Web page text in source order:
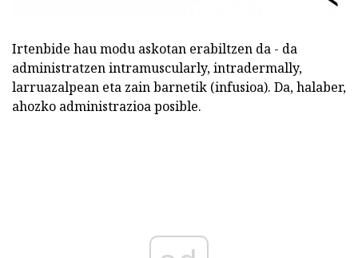
Irtenbide hau modu askotan erabiltzen da - da
administratzen intramuscularly, intradermally,
larruazalpean eta zain barnetik (infusioa). Da, halaber,
ahozko administrazioa posible.